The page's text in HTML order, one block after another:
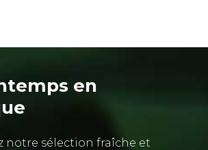
en
notre sélection fraîche et